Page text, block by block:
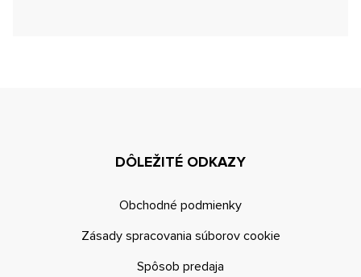
DÔLEŽITÉ ODKAZY
Obchodné podmienky
Zásady spracovania súborov cookie
Spôsob predaja